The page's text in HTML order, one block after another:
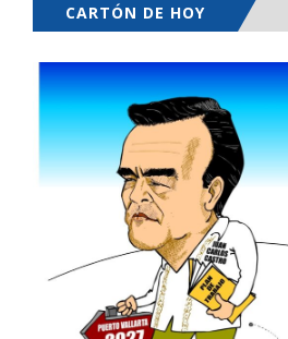
CARTÓN DE HOY